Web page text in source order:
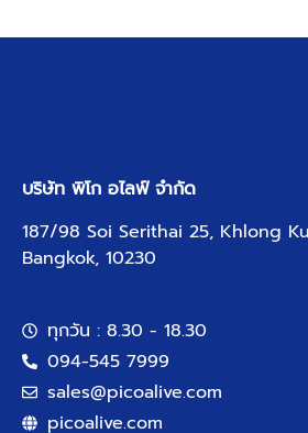
บริษัท พิโก อไลฟ์ จำกัด
187/98 Soi Serithai 25, Khlong
Bangkok, 10230
ทุกวัน : 8.30 - 18.30
094-545 7999
sales@picoalive.com
picoalive.com